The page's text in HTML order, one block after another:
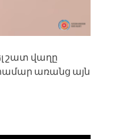
շատ վաղը
առանց այն